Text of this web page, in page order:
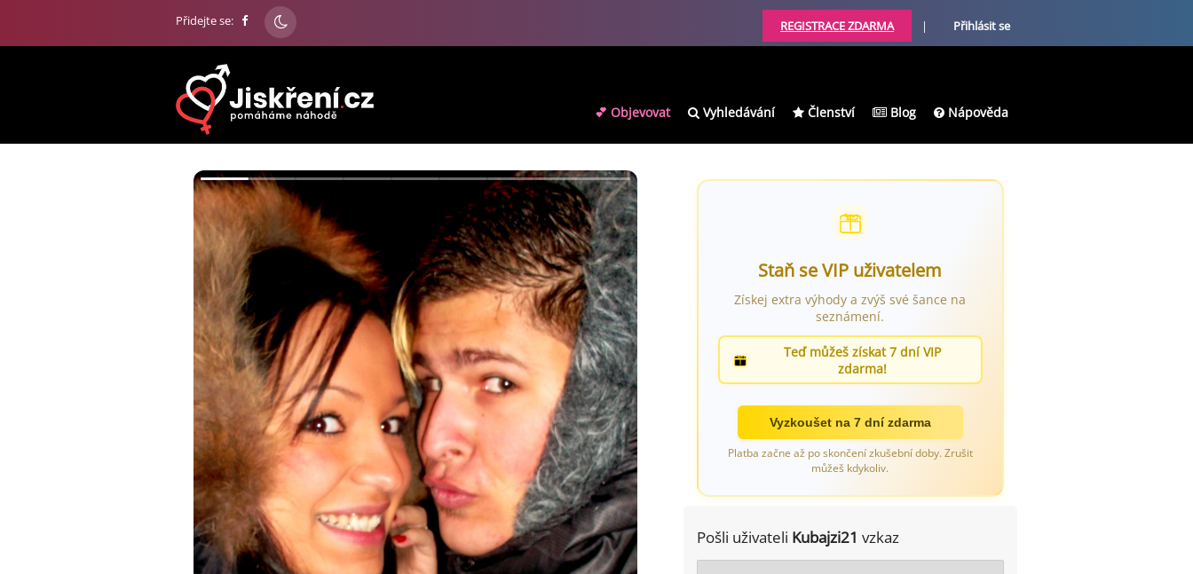
Přidejte se: REGISTRACE ZDARMA | Přihlásit se
💕 Objevovat Vyhledávání Členství Blog Nápověda
Staň se VIP uživatelem
Získej extra výhody a zvýš své šance na
seznámení.
Teď můžeš získat 7 dní VIP
zdarma!
Vyzkoušet na 7 dní zdarma
Platba začne až po skončení zkušební doby. Zrušit
můžeš kdykoliv.
Pošli uživateli Kubajzi21 vzkaz